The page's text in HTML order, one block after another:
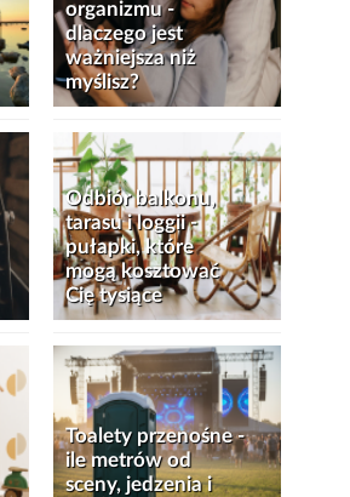
organizmu -
dlaczego jest
ważniejsza niż
myślisz?
Odbiór balkonu,
tarasu i loggii -
pułapki, które
mogą kosztować
Cię tysiące
Toalety przenośne -
ile metrów od
sceny, jedzenia i